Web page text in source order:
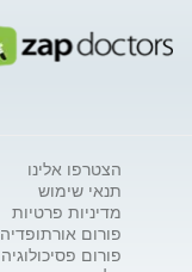
הצטרפו אלינו
תנאי שימוש
מדיניות פרטיות
פורום אורתופדיה
פורום פסיכולוגיה